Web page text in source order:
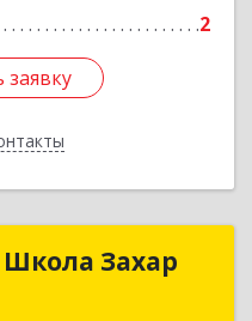
2
Захар
Школа Захар